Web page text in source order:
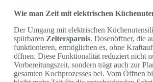
Wie man Zeit mit elektrischen
Der Umgang mit elektrischen
spürbaren Zeitersparnis. Dosenöffner, die
funktionieren, ermöglichen es, ohne
öffnen. Diese Funktionalität reduziert nicht
Vorbereitungszeit, sondern trägt auch zur
gesamten Kochprozesses bei. Vom Öffnen